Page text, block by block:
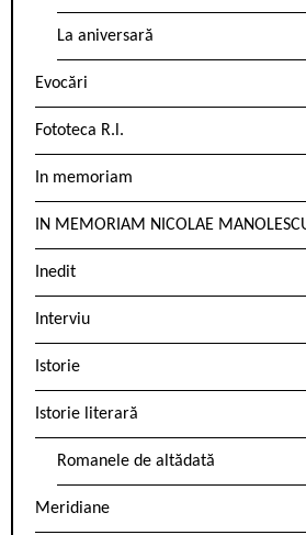
La aniversară
Evocări
Fototeca R.l.
In memoriam
IN MEMORIAM NICOLAE
Inedit
Interviu
Istorie
Istorie literară
Romanele de altădată
Meridiane